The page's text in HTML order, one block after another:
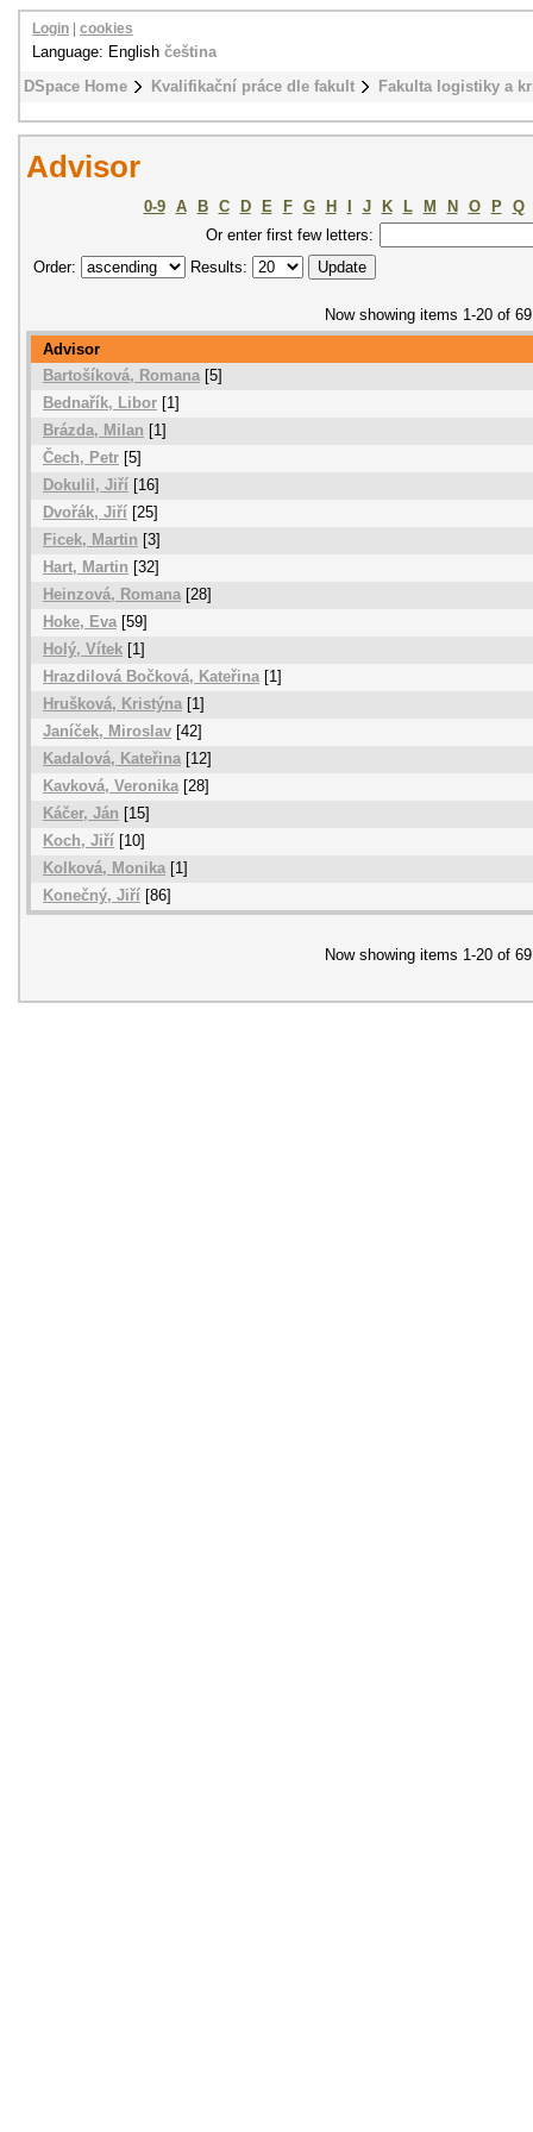
DSpace Home Kvalifikační práce dle fakult Fakulta logistiky a
Login cookies
Language: English čeština
Advisor
0-9 A B C D E F G H J K L M N O P
Q
Or enter first few letters:
Order:
Results:
Now showing items 1-20 of 69
Advisor
Bartošíková, Romana [5]
Bednařík, Libor [1]
Brázda, Milan [1]
Čech, Petr [5]
Dokulil, Jiří [16]
Dvořák, Jiří [25]
Ficek, Martin [3]
Hart, Martin [32]
Heinzová, Romana [28]
Hoke, Eva[59]
Holý, Vítek [1]
Hrazdilová Bočková, Kateřina[1]
Hrušková, Kristýna [1]
Janíček, Miroslav [42]
Kadalová, Kateřina [12]
Kavková, Veronika[28]
Káčer, Ján [15]
Koch, Jiří [10]
Kolková, Monika [1]
Konečný, Jiří [86]
Now showing items 1-20 of 69